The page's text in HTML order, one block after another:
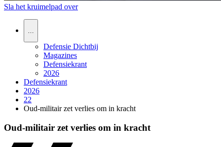
Sla het kruimelpad over
Defensie Dichtbij
Magazines
Defensiekrant
2026
Defensiekrant
2026
22
Oud-militair zet verlies om in kracht
Oud-militair zet verlies om in kracht